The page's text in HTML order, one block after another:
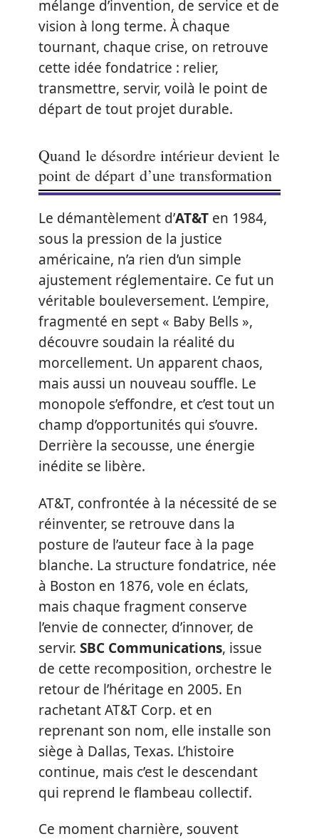
mélange d’invention, de service et de
vision à long terme. À chaque
tournant, chaque crise, on retrouve
cette idée fondatrice : relier,
transmettre, servir, voilà le point de
départ de tout projet durable.
Quand le désordre intérieur devient le
point de départ d’une transformation
Le démantèlement d’AT&T en 1984,
sous la pression de la justice
américaine, n’a rien d’un simple
ajustement réglementaire. Ce fut un
véritable bouleversement. L’empire,
fragmenté en sept « Baby Bells »,
découvre soudain la réalité du
morcellement. Un apparent chaos,
mais aussi un nouveau souffle. Le
monopole s’effondre, et c’est tout un
champ d’opportunités qui s’ouvre.
Derrière la secousse, une énergie
inédite se libère.
AT&T, confrontée à la nécessité de se
réinventer, se retrouve dans la
posture de l’auteur face à la page
blanche. La structure fondatrice, née
à Boston en 1876, vole en éclats,
mais chaque fragment conserve
l’envie de connecter, d’innover, de
servir. SBC Communications, issue
de cette recomposition, orchestre le
retour de l’héritage en 2005. En
rachetant AT&T Corp. et en
reprenant son nom, elle installe son
siège à Dallas, Texas. L’histoire
continue, mais c’est le descendant
qui reprend le flambeau collectif.
Ce moment charnière, souvent